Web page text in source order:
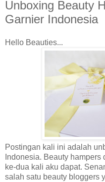
Unboxing Beauty
Garnier Indonesia
Hello Beauties...
Postingan kali ini adalah
Indonesia. Beauty
ke-dua kali aku dapat.
salah satu beauty bloggers